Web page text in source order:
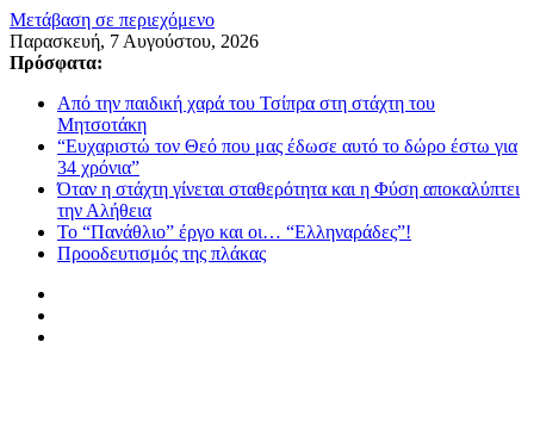
Μετάβαση σε περιεχόμενο
Παρασκευή, 7 Αυγούστου, 2026
Πρόσφατα:
Από την παιδική χαρά του Τσίπρα στη στάχτη του
Μητσοτάκη
“Ευχαριστώ τον Θεό που μας έδωσε αυτό το δώρο έστω για
34 χρόνια”
Όταν η στάχτη γίνεται σταθερότητα και η Φύση αποκαλύπτει
την Αλήθεια
Το “Πανάθλιο” έργο και οι… “Ελληναράδες”!
Προοδευτισμός της πλάκας